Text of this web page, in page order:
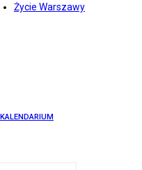
Życie Warszawy
KALENDARIUM